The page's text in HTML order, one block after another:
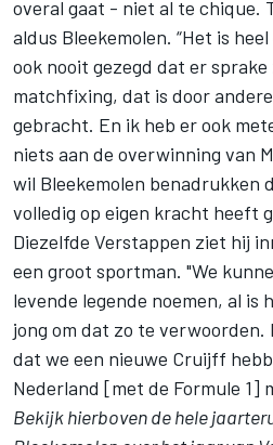
overal gaat - niet al te chique.
aldus Bleekemolen. “Het is
ook nooit gezegd dat er
matchfixing, dat is door
gebracht. En ik heb er ook
niets aan de overwinning van
wil Bleekemolen benadrukken
volledig op eigen kracht heeft
Diezelfde Verstappen ziet hij
een groot sportman. "We
levende legende noemen, al is
jong om dat zo te verwoorden.
dat we een nieuwe Cruijff
Nederland [met de Formule 1]
Bekijk hierboven de hele